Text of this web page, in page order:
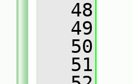
   48
   49
   50
   51